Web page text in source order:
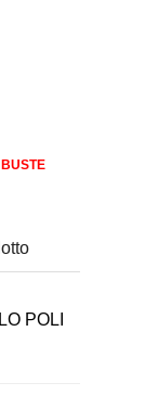
BUSTE
POLI